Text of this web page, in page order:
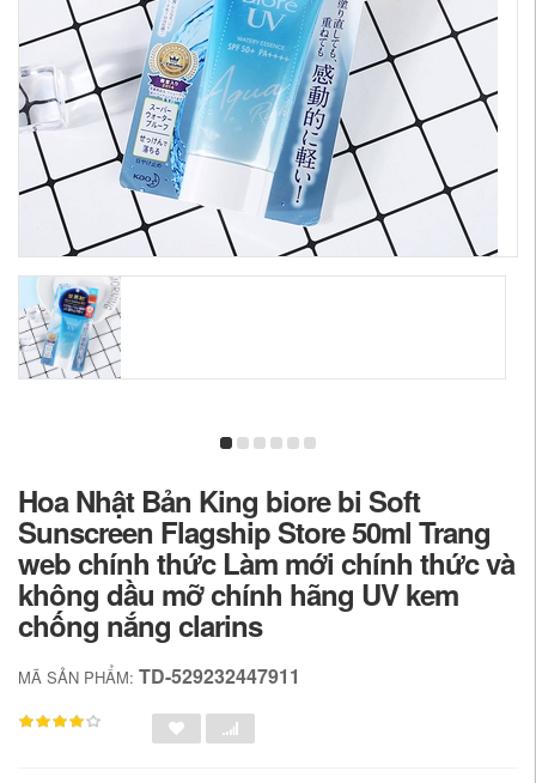
Hoa Nhật Bản King biore bi Soft
Sunscreen Flagship Store 50ml Trang
web chính thức Làm mới chính thức và
không dầu mỡ chính hãng UV kem
chống nắng clarins
MÃ SẢN PHẨM: TD-529232447911